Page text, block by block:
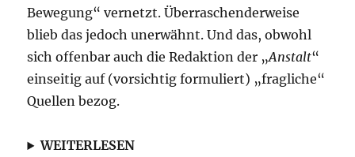
Bewegung“ vernetzt. Überraschenderweise
blieb das jedoch unerwähnt. Und das, obwohl
sich offenbar auch die Redaktion der „Anstalt“
einseitig auf (vorsichtig formuliert) „fragliche“
Quellen bezog.
WEITERLESEN